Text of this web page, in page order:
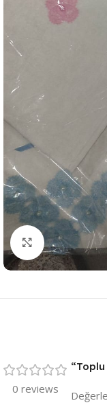
Resmi Büyüt
0 reviews